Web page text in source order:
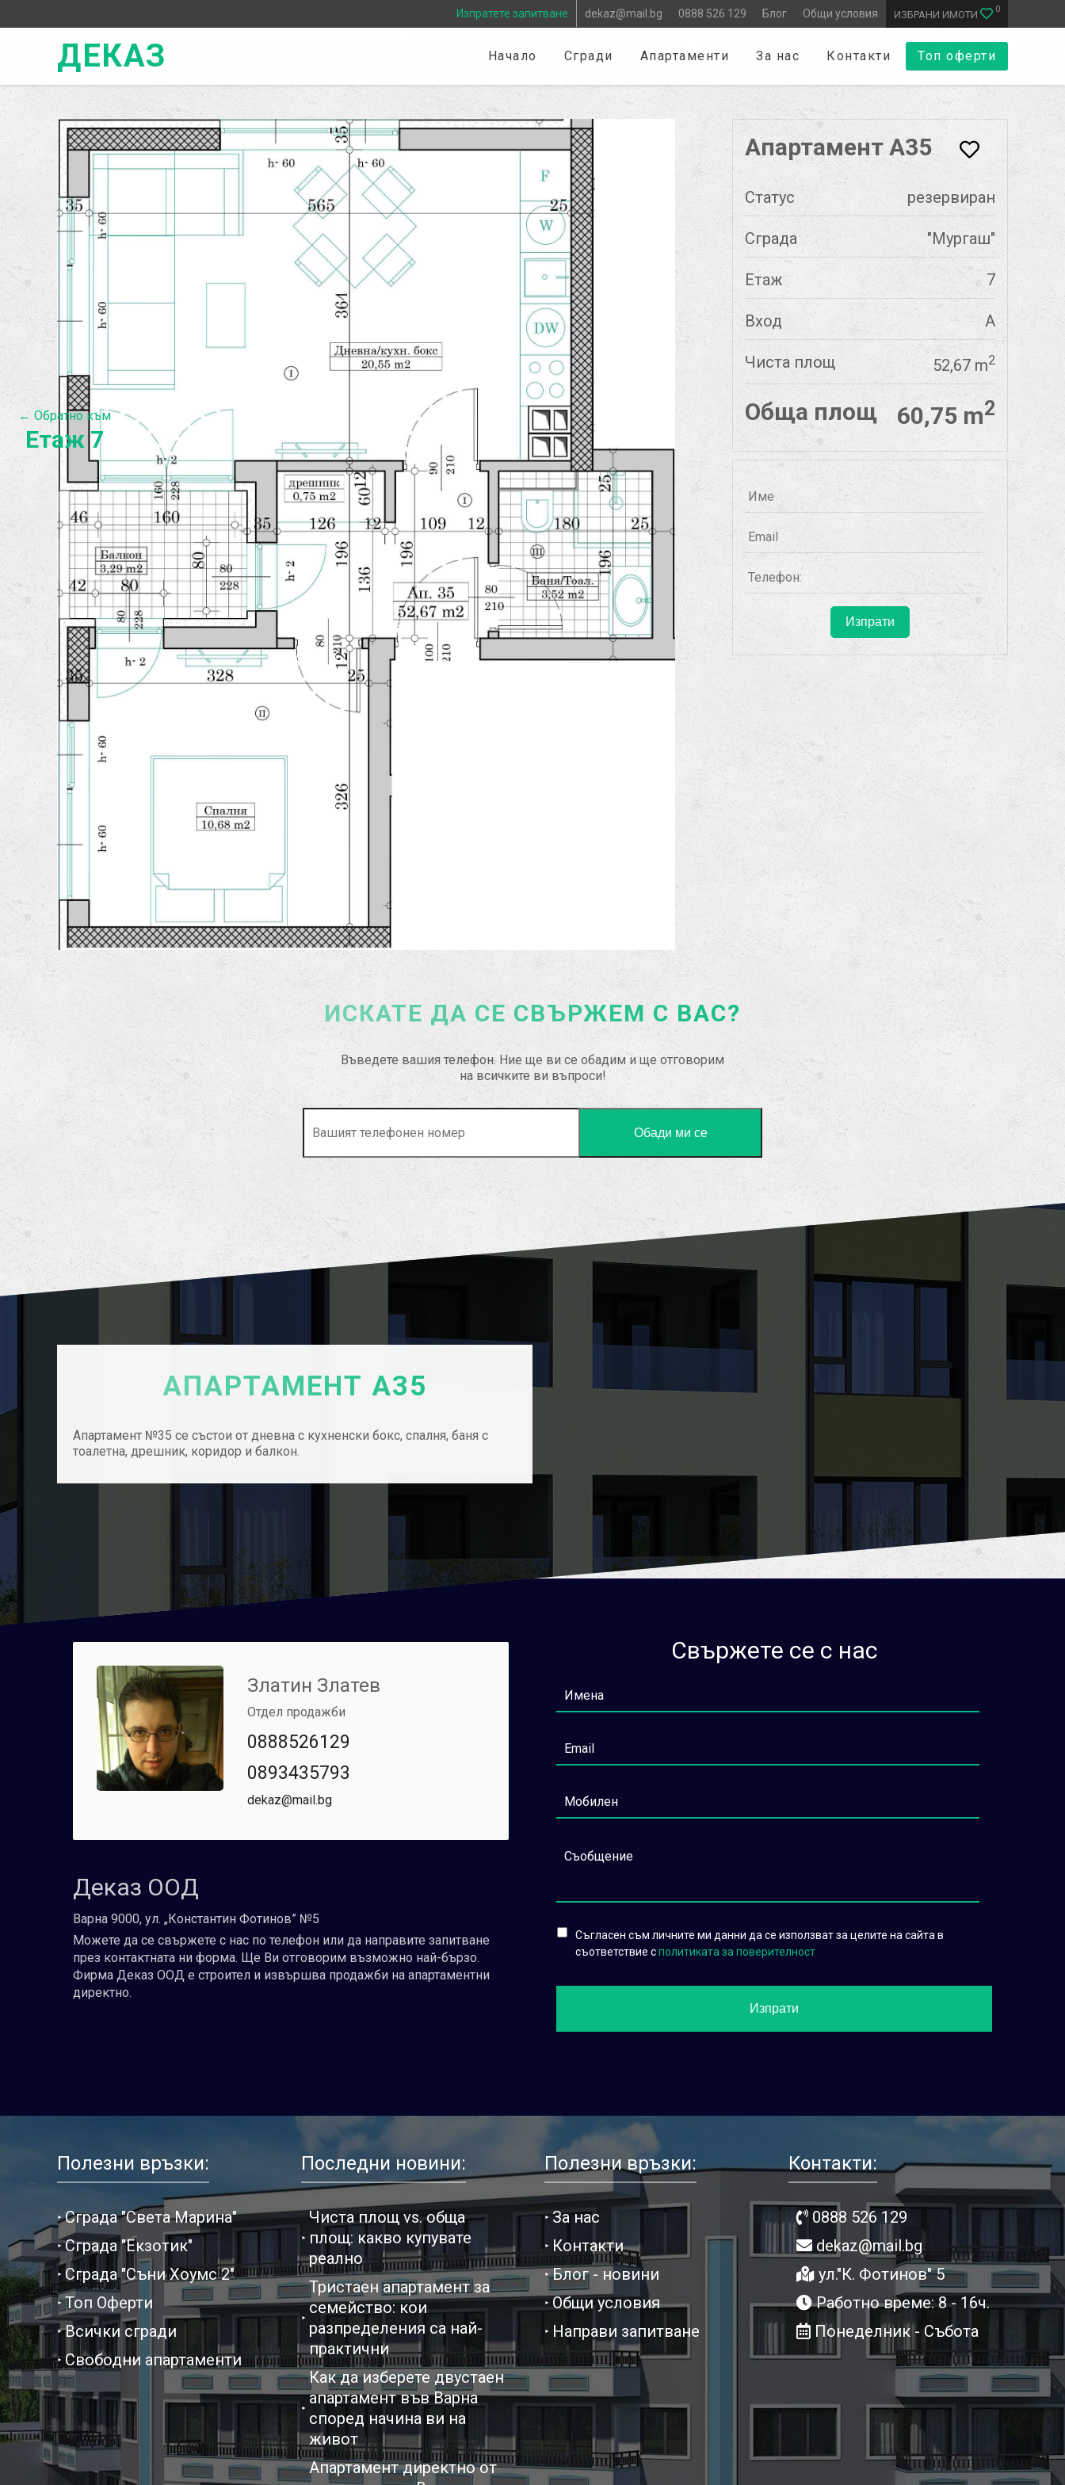
Изпратете запитване dekaz@mail.bg 0888 526 129 Блог Общи условия ИЗБРАНИ ИМОТИ 0
ДЕКАЗ Начало Сгради Апартаменти За нас Контакти Топ оферти
Апартамент А35
Статус резервиран
Сграда "Мургаш"
Етаж 7
Вход А
Чиста площ 52,67 m2
Обща площ 60,75 m2
ИСКАТЕ ДА СЕ СВЪРЖЕМ С ВАС?
Въведете вашия телефон. Ние ще ви се обадим и ще отговорим
на всичките ви въпроси!
АПАРТАМЕНТ А35
Апартамент №35 се състои от дневна с кухненски бокс, спалня, баня с
тоалетна, дрешник, коридор и балкон.
Златин Златев
Отдел продажби
0888526129
0893435793
dekaz@mail.bg
Деказ ООД
Варна 9000, ул. „Константин Фотинов” №5
Можете да се свържете с нас по телефон или да направите запитване
през контактната ни форма. Ще Ви отговорим възможно най-бързо.
Фирма Деказ ООД е строител и извършва продажби на апартаментни
директно.
Свържете се с нас
Съгласен съм личните ми данни да се използват за целите на сайта в
съответствие сполитиката за поверителност
← Обратно към
Етаж 7
Полезни връзки:
Сграда "Света Марина"
Сграда "Екзотик"
Сграда "Съни Хоумс 2"
Топ Оферти
Всички сгради
Свободни апартаменти
Последни новини:
Чиста площ vs. обща
площ: какво купувате
реално
Тристаен апартамент за
семейство: кои
разпределения са най-
практични
Как да изберете двустаен
апартамент във Варна
според начина ви на
живот
Апартамент директно от
Полезни връзки:
За нас
Контакти
Блог - новини
Общи условия
Направи запитване
Контакти:
0888 526 129
dekaz@mail.bg
ул."К. Фотинов" 5
Работно време: 8 - 16ч.
Понеделник - Събота